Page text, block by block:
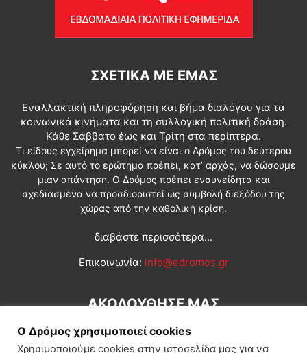
ΣΧΕΤΙΚΆ ΜΕ ΕΜΆΣ
Εναλλακτική πληροφόρηση και βήμα διαλόγου για τα
κοινωνικά κινήματα και τη συλλογική πολιτική δράση.
Κάθε Σάββατο έως και Τρίτη στα περίπτερα.
Τι είδους εγχείρημα μπορεί να είναι ο Δρόμος του δεύτερου
κύκλου; Σε αυτό το ερώτημα πρέπει, κατ’ αρχάς, να δώσουμε
μιαν απάντηση. Ο Δρόμος πρέπει ενσυνείδητα και
σχεδιασμένα να προσδιοριστεί ως συμβολή διεξόδου της
χώρας από την καθολική κρίση.
διαβάστε περισσότερα...
Επικοινωνία: info@edromos.gr
ΑΚΟΛΟΥΘΗΣΕ ΜΑΣ
Ο Δρόμος χρησιμοποιεί cookies
Χρησιμοποιούμε cookies στην ιστοσελίδα μας για να